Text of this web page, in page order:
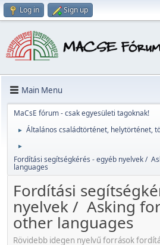
Log in Sign up
Main Menu
MaCsE fórum - csak egyesületi tagoknak!
► Általános családtörténet, helytörténet,
►
Fordítási segítségkérés - egyéb nyelvek /
languages
Fordítási
nyelvek / Asking
other languages
Rövidebb idegen nyelvű források